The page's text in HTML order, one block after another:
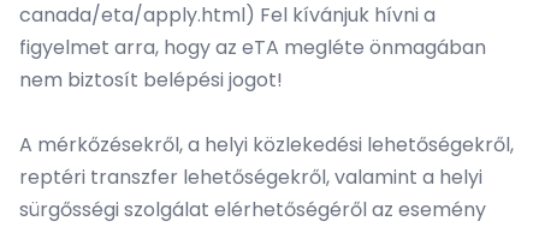
canada/eta/apply.html) Fel kívánjuk hívni a
figyelmet arra, hogy az eTA megléte önmagában
nem biztosít belépési jogot!
A mérkőzésekről, a helyi közlekedési lehetőségekről,
reptéri transzfer lehetőségekről, valamint a helyi
sürgősségi szolgálat elérhetőségéről az esemény